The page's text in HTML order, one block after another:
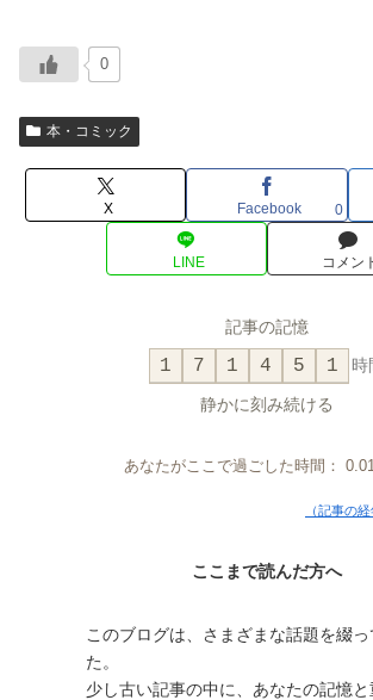
0
本・コミック
X Facebook 0
LINE コメン
記事の記憶
1 7 1 4 5 1 時
静かに刻み続ける
あなたがここで過ごした時間：
（記事の
ここまで読んだ方へ
このブログは、さまざまな話題を綴っ
た。
少し古い記事の中に、あなたの記憶と